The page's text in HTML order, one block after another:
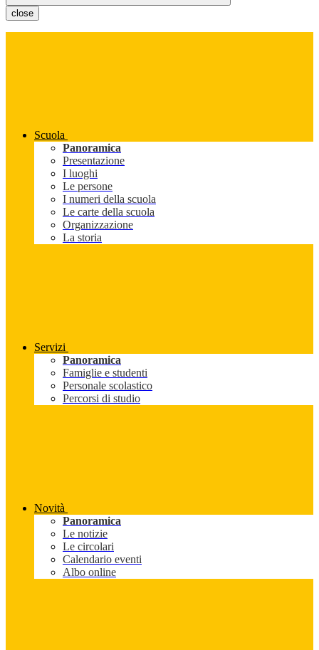
close
Scuola
Panoramica
Presentazione
I luoghi
Le persone
I numeri della scuola
Le carte della scuola
Organizzazione
La storia
Servizi
Panoramica
Famiglie e studenti
Personale scolastico
Percorsi di studio
Novità
Panoramica
Le notizie
Le circolari
Calendario eventi
Albo online